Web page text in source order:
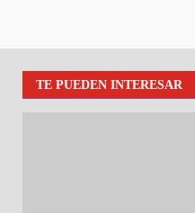
TE PUEDEN INTERESAR